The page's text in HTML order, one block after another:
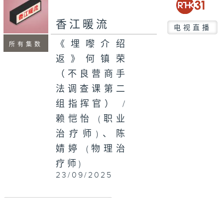
seconds
所有集数
香江暖流 电视直播
《埋嚟介绍
返》何镇荣
（不良营商手
法调查课第二
组指挥官） /
赖恺怡 (职业
治疗师)、陈
婧婷 (物理治
疗师)
23/09/2025